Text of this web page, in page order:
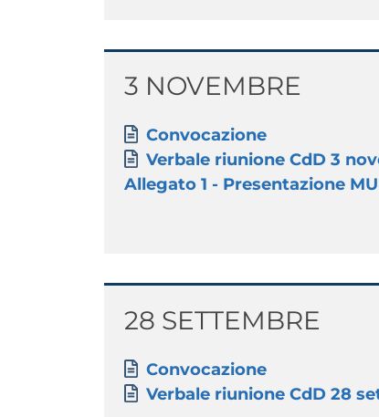
Titolo
3 NOVEMBRE
Paragrafo
Allegati
Document
Convocazione
Document
Verbale riunione CdD 3
Document
Allegato 1 - Presentazione
Titolo
28 SETTEMBRE
Paragrafo
Allegati
Document
Convocazione
Document
Verbale riunione CdD 28